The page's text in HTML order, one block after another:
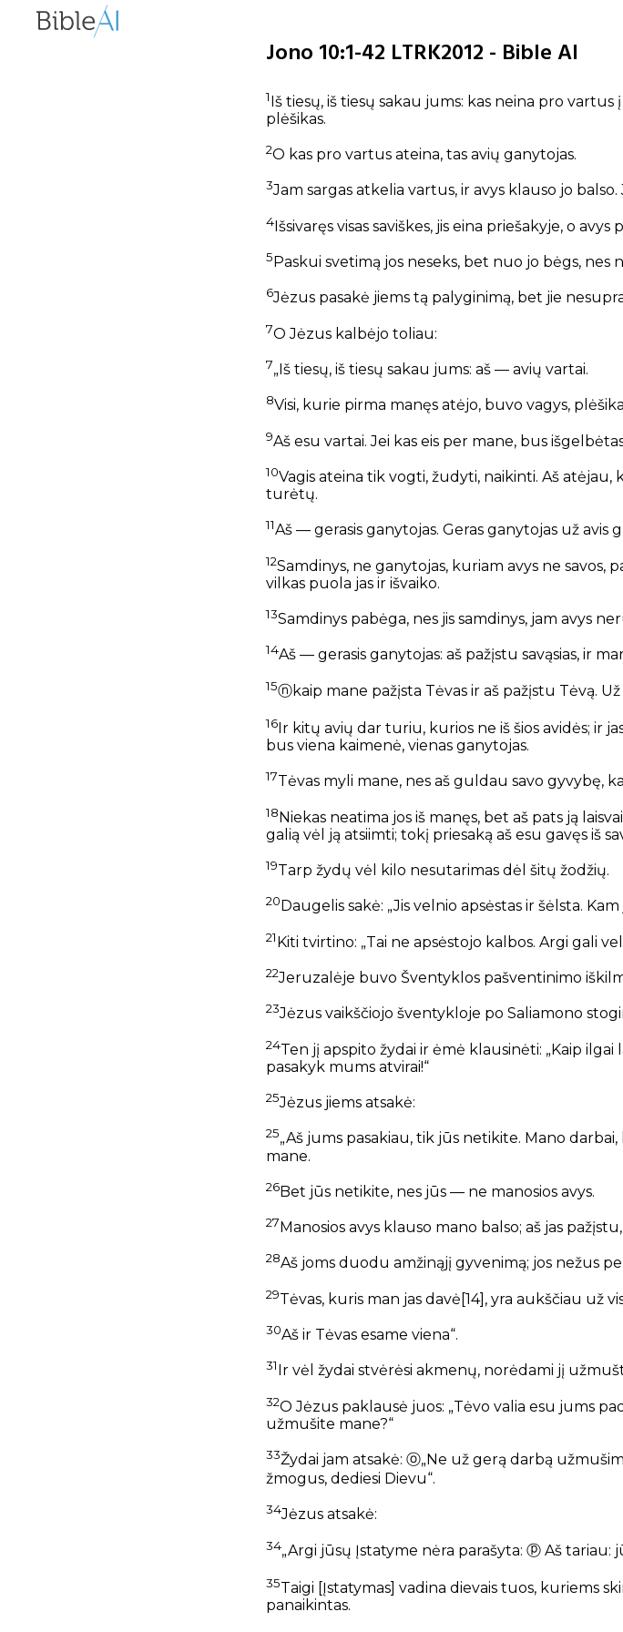
Jono 10:1-42 LTRK2012 - Bible AI
1Iš tiesų, iš tiesų sakau jums: kas neina pro
plėšikas.
2O kas pro vartus ateina, tas avių ganytojas.
3Jam sargas atkelia vartus, ir avys klauso jo balso.
4Išsivaręs visas saviškes, jis eina priešakyje, o avys
5 Paskui svetimą jos neseks, bet nuo jo bėgs, nes
6Jėzus pasakė jiems tą palyginimą, bet jie
7O Jėzus kalbėjo toliau:
7„Iš tiesų, iš tiesų sakau jums: aš — avių vartai.
8Visi, kurie pirma manęs atėjo, buvo vagys,
9Aš esu vartai. Jei kas eis per mane, bus
10Vagis ateina tik vogti, žudyti, naikinti. Aš atėjau,
turėtų.
11Aš — gerasis ganytojas. Geras ganytojas už avis
12Samdinys, ne ganytojas, kuriam avys ne savos,
vilkas puola jas ir išvaiko.
13Samdinys pabėga, nes jis samdinys, jam avys
14Aš — gerasis ganytojas: aš pažįstu savąsias, ir
15ⓝkaip mane pažįsta Tėvas ir aš pažįstu Tėvą.
16 Ir kitų avių dar turiu, kurios ne iš šios avidės; ir
bus viena kaimenė, vienas ganytojas.
17Tėvas myli mane, nes aš guldau savo gyvybę,
18Niekas neatima jos iš manęs, bet aš pats ją
galią vėl ją atsiimti; tokį priesaką aš esu gavęs iš
19Tarp žydų vėl kilo nesutarimas dėl šitų žodžių.
20 Daugelis sakė: „Jis velnio apsėstas ir šėlsta.
21Kiti tvirtino: „Tai ne apsėstojo kalbos. Argi gali
22Jeruzalėje buvo Šventyklos pašventinimo
23Jėzus vaikščiojo šventykloje po Saliamono
24Ten jį apspito žydai ir ėmė klausinėti: „Kaip ilgai
pasakyk mums atvirai!“
25Jėzus jiems atsakė:
25„Aš jums pasakiau, tik jūs netikite. Mano
mane.
26Bet jūs netikite, nes jūs — ne manosios avys.
27 Manosios avys klauso mano balso; aš jas
28Aš joms duodu amžinąjį gyvenimą; jos nežus
29Tėvas, kuris man jas davė [14] , yra aukščiau už
30Aš ir Tėvas esame viena“.
31 Ir vėl žydai stvėrėsi akmenų, norėdami jį
32O Jėzus paklausė juos: „Tėvo valia esu jums
užmušite mane?“
33Žydai jam atsakė: ⓞ„Ne už gerą darbą
žmogus, dediesi Dievu“.
34Jėzus atsakė:
34„Argi jūsų Įstatyme nėra parašyta: ⓟ Aš tariau:
35Taigi [Įstatymas] vadina dievais tuos, kuriems
panaikintas.